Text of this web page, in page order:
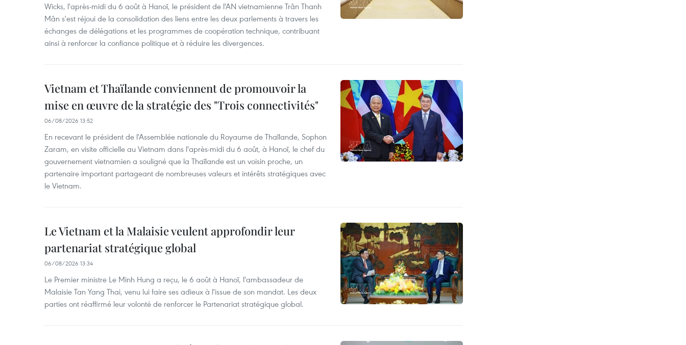
Wicks, l'après-midi du 6 août à Hanoï, le président de l'AN vietnamienne Trân Thanh
Mân s'est réjoui de la consolidation des liens entre les deux parlements à travers les
échanges de délégations et les programmes de coopération technique, contribuant
ainsi à renforcer la confiance politique et à réduire les divergences.
Vietnam et Thaïlande conviennent de promouvoir la
mise en œuvre de la stratégie des "Trois connectivités"
06/08/2026 13:52
En recevant le président de l'Assemblée nationale du Royaume de Thaïlande, Sophon
Zaram, en visite officielle au Vietnam dans l'après-midi du 6 août, à Hanoï, le chef du
gouvernement vietnamien a souligné que la Thaïlande est un voisin proche, un
partenaire important partageant de nombreuses valeurs et intérêts stratégiques avec
le Vietnam.
Le Vietnam et la Malaisie veulent approfondir leur
partenariat stratégique global
06/08/2026 13:34
Le Premier ministre Le Minh Hung a reçu, le 6 août à Hanoï, l'ambassadeur de
Malaisie Tan Yang Thai, venu lui faire ses adieux à l'issue de son mandat. Les deux
parties ont réaffirmé leur volonté de renforcer le Partenariat stratégique global.